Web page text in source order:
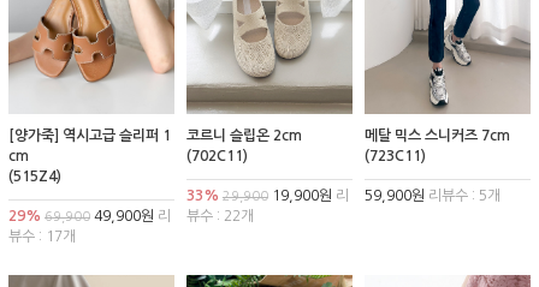
[양가죽] 역시고급 슬리퍼 1
cm
(515Z4)
29% 69,900 49,900원 리
뷰수 : 17개
코르니 슬립온 2cm
(702C11)
33% 29,90019,900원 리
뷰수 : 22개
메탈 믹스 스니커즈 7cm
(723C11)
59,900원 리뷰수 : 5개